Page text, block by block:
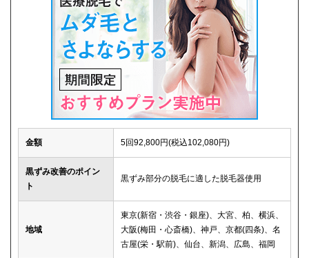
金額 5回92,800円(税込102,080円)
黒ずみ改善のポイン
ト
黒ずみ部分の脱毛に適した脱毛器使用
地域
東京(新宿・渋谷・銀座)、大宮、柏、横浜、
大阪(梅田・心斎橋)、神戸、京都(四条)、名
古屋(栄・駅前)、仙台、新潟、広島、福岡